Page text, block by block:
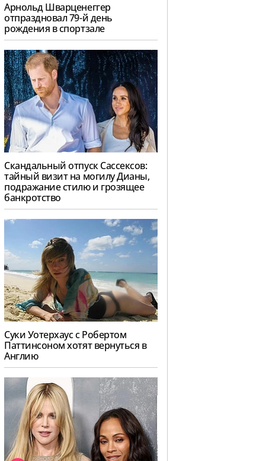
Арнольд Шварценеггер
отпраздновал 79-й день
рождения в спортзале
Скандальный отпуск Сассексов:
тайный визит на могилу Дианы,
подражание стилю и грозящее
банкротство
Суки Уотерхаус с Робертом
Паттинсоном хотят вернуться в
Англию